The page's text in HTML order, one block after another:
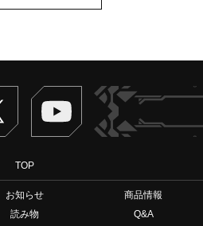
Twitter ヴァンガードch
TOP
お知らせ
商品情報
読み物
Q&A